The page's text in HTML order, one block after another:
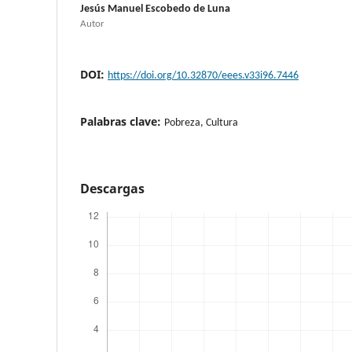
Jesús Manuel Escobedo de Luna
Autor
DOI: https://doi.org/10.32870/eees.v33i96.7446
Palabras clave: Pobreza, Cultura
Descargas